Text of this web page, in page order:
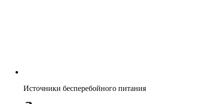
Источники бесперебойного питания